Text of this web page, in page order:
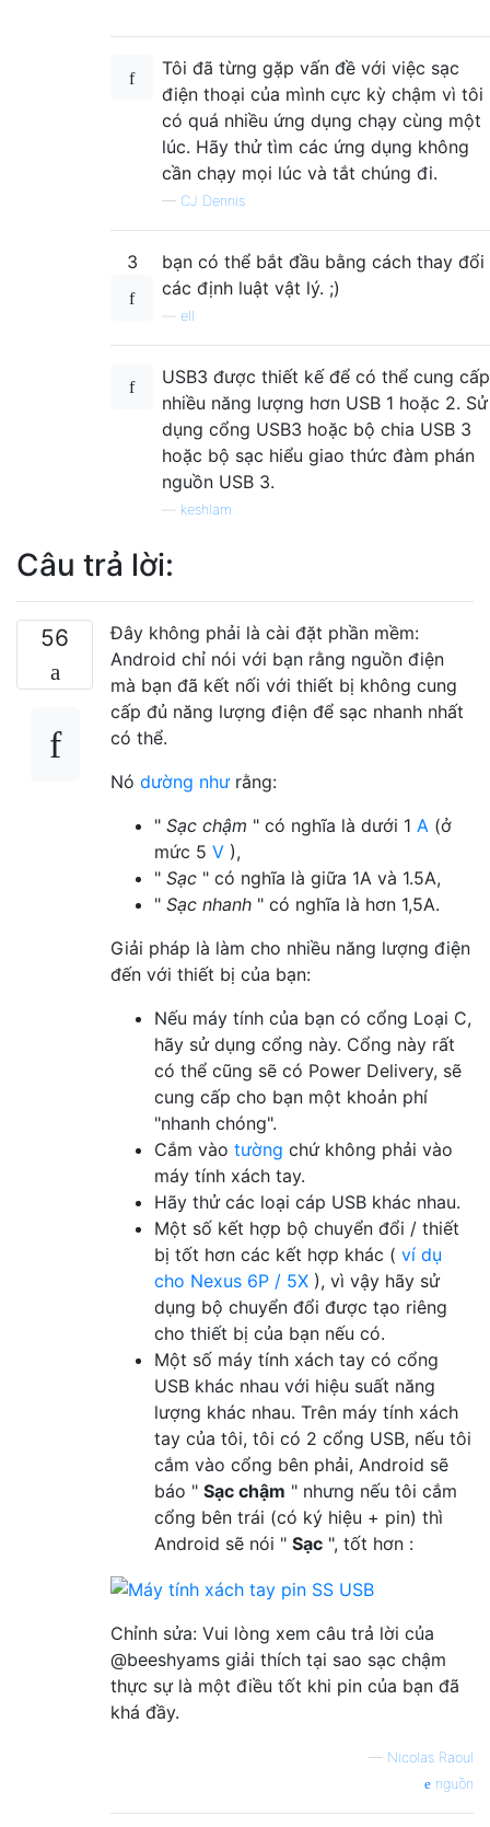
Tôi đã từng gặp vấn đề với việc sạc
điện thoại của mình cực kỳ chậm vì tôi
có quá nhiều ứng dụng chạy cùng một
lúc. Hãy thử tìm các ứng dụng không
cần chạy mọi lúc và tắt chúng đi.
— CJ Dennis
3
bạn có thể bắt đầu bằng cách thay đổi
các định luật vật lý. ;)
ell
USB3 được thiết kế để có thể cung cấp
nhiều năng lượng hơn USB 1 hoặc 2. Sử
dụng cổng USB3 hoặc bộ chia USB 3
hoặc bộ sạc hiểu giao thức đàm phán
nguồn USB 3.
keshlam
Câu trả lời:
56
Đây không phải là cài đặt phần mềm:
Android chỉ nói với bạn rằng nguồn điện
mà bạn đã kết nối với thiết bị không cung
cấp đủ năng lượng điện để sạc nhanh nhất
có thể.
Nó dường nhưrằng:
" Sạc chậm " có nghĩa là dưới 1 A (ở
mức 5 V ),
" Sạc " có nghĩa là giữa 1A và 1.5A,
" Sạc nhanh " có nghĩa là hơn 1,5A.
Giải pháp là làm cho nhiều năng lượng điện
đến với thiết bị của bạn:
Nếu máy tính của bạn có cổng Loại C,
hãy sử dụng cổng này. Cổng này rất
có thể cũng sẽ có Power Delivery, sẽ
cung cấp cho bạn một khoản phí
"nhanh chóng".
Cắm vào tường chứ không phải vào
máy tính xách tay.
Hãy thử các loại cáp USB khác nhau.
Một số kết hợp bộ chuyển đổi / thiết
bị tốt hơn các kết hợp khác ( ví dụ
cho Nexus 6P / 5X ), vì vậy hãy sử
dụng bộ chuyển đổi được tạo riêng
cho thiết bị của bạn nếu có.
Một số máy tính xách tay có cổng
USB khác nhau với hiệu suất năng
lượng khác nhau. Trên máy tính xách
tay của tôi, tôi có 2 cổng USB, nếu tôi
cắm vào cổng bên phải, Android sẽ
báo " Sạc chậm " nhưng nếu tôi cắm
cổng bên trái (có ký hiệu + pin) thì
Android sẽ nói " Sạc ", tốt hơn :
Chỉnh sửa: Vui lòng xem câu trả lời của
@beeshyams giải thích tại sao sạc chậm
thực sự là một điều tốt khi pin của bạn đã
khá đầy.
— Nicolas Raoul
nguồn